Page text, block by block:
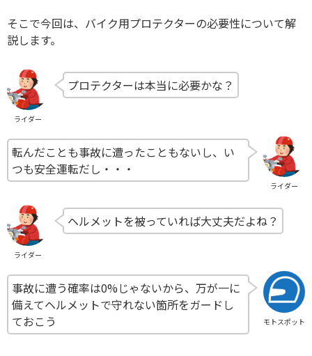
そこで今回は、バイク用プロテクターの必要性について解
説します。
ライダー
プロテクターは本当に必要かな？
ライダー
転んだことも事故に遭ったこともないし、い
つも安全運転だし・・・
ライダー
ヘルメットを被っていれば大丈夫だよね？
モトスポット
事故に遭う確率は0%じゃないから、万が一に
備えてヘルメットで守れない箇所をガードし
ておこう